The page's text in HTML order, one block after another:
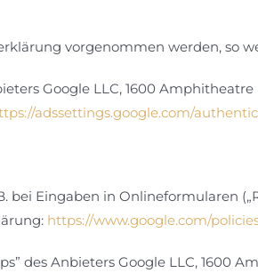
vorgenommen werden, so
Google LLC, 1600
adssettings.google.com/
Eingaben in Onlineformularen
https://www.google.com/
des Anbieters Google LLC, 1600